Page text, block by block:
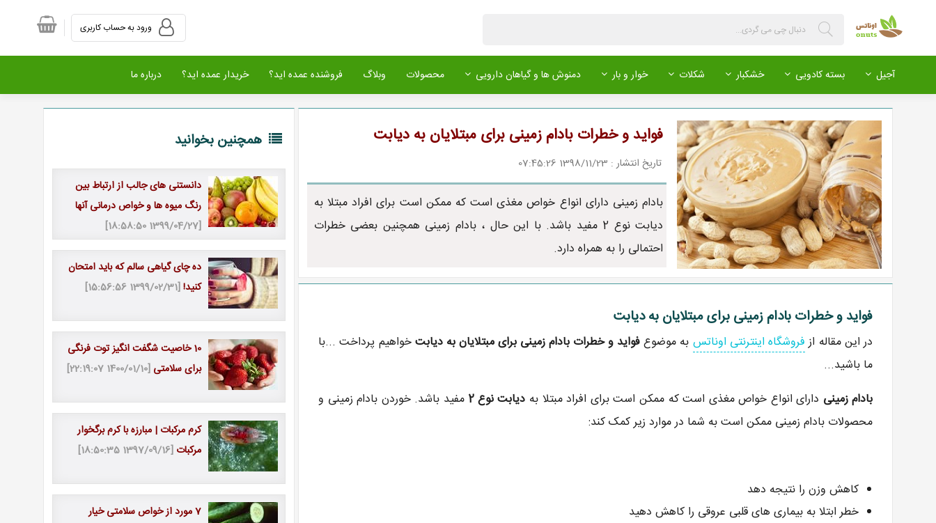
آجیل بسته کادویی خشکبار شکلات خوار و بار دمنوش ها و گیاهان دارویی محصولات وبلاگ فروشنده عمده اید؟ خریدار عمده اید؟ درباره ما
فواید و خطرات بادام زمینی برای مبتلایان به دیابت
تاریخ انتشار : 1398/11/23 07:45:26
بادام زمینی دارای انواع خواص مغذی است که ممکن است برای افراد مبتلا به
دیابت نوع 2 مفید باشد. با این حال ، بادام زمینی همچنین بعضی خطرات
احتمالی را به همراه دارد.
فواید و خطرات بادام زمینی برای مبتلایان به دیابت
در این مقاله ازفروشگاه اینترنتی اوناتس به موضوعفواید و خطرات بادام زمینی برای مبتلایان به دیابتخواهیم پرداخت ...با
ما باشید...
بادام زمینی دارای انواع خواص مغذی است که ممکن است برای افراد مبتلا به دیابت نوع 2
مفید باشد. خوردن بادام زمینی و
محصولات بادام زمینی ممکن است به شما در موارد زیر کمک کند:
کاهش وزن را نتیجه دهد
خطر ابتلا به بیماری های قلبی عروقی را کاهش دهید
همچنین بخوانید
دانستنی های جالب از ارتباط بین
رنگ میوه ها و خواص درمانی آنها
[1399/04/27 18:58:50]
ده چای گیاهی سالم که باید امتحان
کنید![1399/02/31 15:56:56]
10 خاصیت شگفت انگیز توت فرنگی
برای سلامتی [1400/01/10 22:19:07]
کرم مرکبات | مبارزه با کرم برگخوار
مرکبات [1397/09/16 18:50:35]
7 مورد از خواص سلامتی خیار